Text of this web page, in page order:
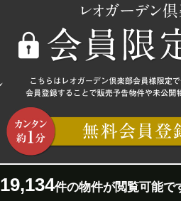
19,134件の物件が閲覧可能で